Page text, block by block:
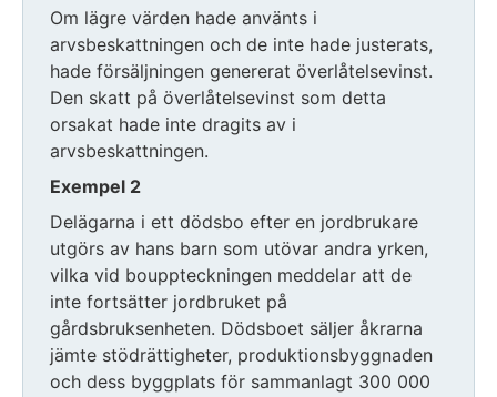
Om lägre värden hade använts i
arvsbeskattningen och de inte hade justerats,
hade försäljningen genererat överlåtelsevinst.
Den skatt på överlåtelsevinst som detta
orsakat hade inte dragits av i
arvsbeskattningen.
Exempel 2
Delägarna i ett dödsbo efter en jordbrukare
utgörs av hans barn som utövar andra yrken,
vilka vid bouppteckningen meddelar att de
inte fortsätter jordbruket på
gårdsbruksenheten. Dödsboet säljer åkrarna
jämte stödrättigheter, produktionsbyggnaden
och dess byggplats för sammanlagt 300 000